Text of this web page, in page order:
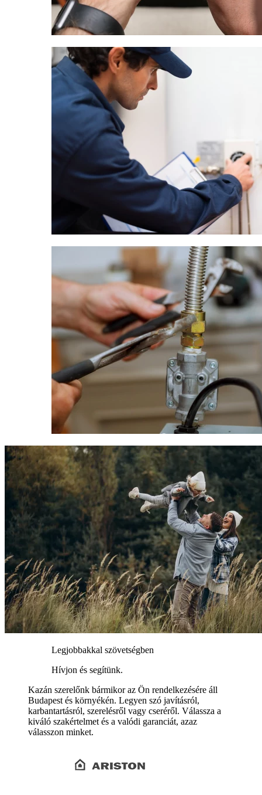
Legjobbakkal szövetségben
Hívjon és segítünk.
Kazán szerelőnk bármikor az Ön rendelkezésére áll
Budapest és környékén. Legyen szó javításról,
karbantartásról, szerelésről vagy cseréről. Válassza a
kiváló szakértelmet és a valódi garanciát, azaz
válasszon minket.